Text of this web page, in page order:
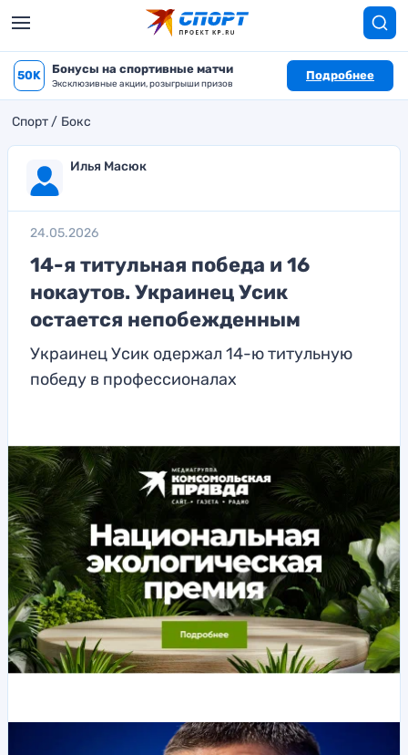
50K Бонусы на спортивные матчи
Эксклюзивные акции, розыгрыши призов
Подробнее
Спорт Бокс
Илья Масюк
24.05.2026
14-я титульная победа и 16
нокаутов. Украинец Усик
остается непобежденным
Украинец Усик одержал 14-ю титульную
победу в профессионалах